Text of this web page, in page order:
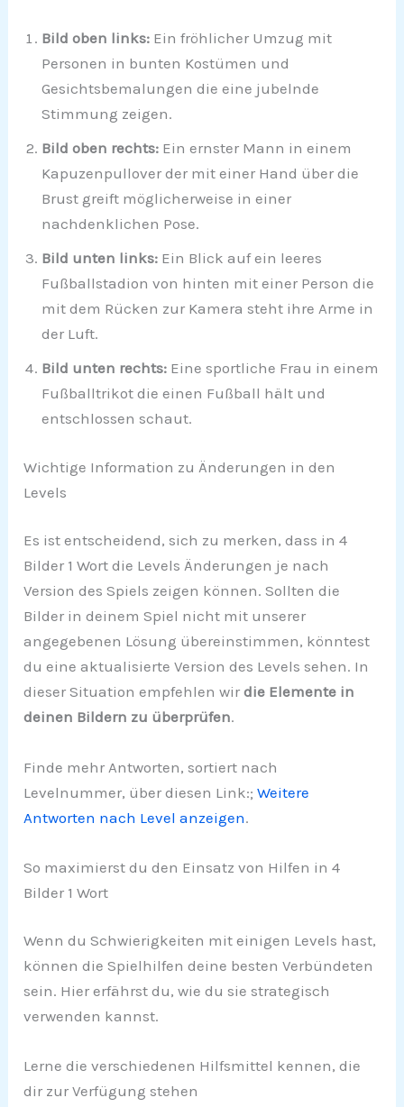
Bild oben links: Ein fröhlicher Umzug mit
Personen in bunten Kostümen und
Gesichtsbemalungen die eine jubelnde
Stimmung zeigen.
Bild oben rechts: Ein ernster Mann in einem
Kapuzenpullover der mit einer Hand über die
Brust greift möglicherweise in einer
nachdenklichen Pose.
Bild unten links: Ein Blick auf ein leeres
Fußballstadion von hinten mit einer Person die
mit dem Rücken zur Kamera steht ihre Arme in
der Luft.
Bild unten rechts: Eine sportliche Frau in einem
Fußballtrikot die einen Fußball hält und
entschlossen schaut.
Wichtige Information zu Änderungen in den
Levels
Es ist entscheidend, sich zu merken, dass in 4
Bilder 1 Wort die Levels Änderungen je nach
Version des Spiels zeigen können. Sollten die
Bilder in deinem Spiel nicht mit unserer
angegebenen Lösung übereinstimmen, könntest
du eine aktualisierte Version des Levels sehen. In
dieser Situation empfehlen wirdie Elemente in
deinen Bildern zu überprüfen.
Finde mehr Antworten, sortiert nach
Levelnummer, über diesen Link:;Weitere
Antworten nach Level anzeigen.
So maximierst du den Einsatz von Hilfen in 4
Bilder 1 Wort
Wenn du Schwierigkeiten mit einigen Levels hast,
können die Spielhilfen deine besten Verbündeten
sein. Hier erfährst du, wie du sie strategisch
verwenden kannst.
Lerne die verschiedenen Hilfsmittel kennen, die
dir zur Verfügung stehen